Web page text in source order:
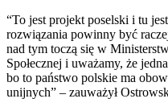
“To jest projekt poselski i tu
rozwiązania powinny być
nad tym toczą się w
Społecznej i uważamy, że
bo to państwo polskie ma
unijnych” – zauważył